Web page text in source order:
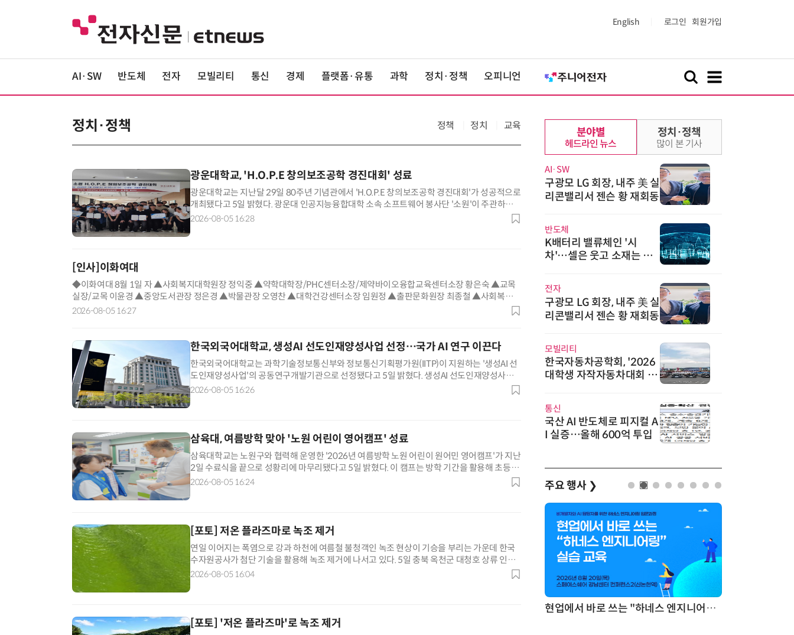
English 로그인 회원가입
AI·SW 반도체 전자 모빌리티 통신 경제 플랫폼·유통 과학 정치·정책 오피니언
정치·정책 정책 정치 교육
광운대학교, 'H.O.P.E 창의보조공학 경진대회' 성료
광운대학교는 지난달 29일 80주년 기념관에서 'H.O.P.E 창의보조공학 경진대회'가 성공적으로
개최됐다고 5일 밝혔다. 광운대 인공지능융합대학 소속 소프트웨어 봉사단 '소원'이 주관하고
카카오페이의 후원으로 진행된 이번 행사는 'Helping Others through Practical
2026-08-05 16:28
[인사]이화여대
◆이화여대 8월 1일 자 ▲사회복지대학원장 정익중 ▲약학대학장/PHC센터소장/제약바이오융합교육센터소장 황은숙 ▲교목
실장/교목 이윤경 ▲중앙도서관장 정은경 ▲박물관장 오영찬 ▲대학건강센터소장 임원정 ▲출판문화원장 최종철 ▲사회복지관
장 이지선 ▲국제처부처장(국제학생) 조무형 ▲대학원부원장(연구)/대학원IR센터장 김원석 ▲교육대학원부원장 김효정 ▲정책
2026-08-05 16:27
한국외국어대학교, 생성AI 선도인재양성사업 선정…국가 AI 연구 이끈다
한국외국어대학교는 과학기술정보통신부와 정보통신기획평가원(IITP)이 지원하는 '생성AI 선
도인재양성사업'의 공동연구개발기관으로 선정됐다고 5일 밝혔다. 생성AI 선도인재양성사업
은 생성AI 핵심기술 개발과 세계적 수준의 석·박사급 AI 전문인재 양성을 목표로 추진되는 국가
2026-08-05 16:26
삼육대, 여름방학 맞아 '노원 어린이 영어캠프' 성료
삼육대학교는 노원구와 협력해 운영한 '2026년 여름방학 노원 어린이 원어민 영어캠프'가 지난
2일 수료식을 끝으로 성황리에 마무리됐다고 5일 밝혔다. 이 캠프는 방학 기간을 활용해 초등학
생들이 실제 어학연수에 준하는 환경에서 실용 영어를 익히고, 다양한 문화·체육 활동을 하며
2026-08-05 16:24
[포토] 저온 플라즈마로 녹조 제거
연일 이어지는 폭염으로 강과 하천에 여름철 불청객인 녹조 현상이 기승을 부리는 가운데 한국
수자원공사가 첨단 기술을 활용해 녹조 제거에 나서고 있다. 5일 충북 옥천군 대청호 상류 인근
에서 자율이동형 '저온 플라즈마' 녹조 제거 설비로봇이 수질 개선 작업을 하고 있다. '저온 플라
2026-08-05 16:04
[포토] '저온 플라즈마'로 녹조 제거
분야별
헤드라인 뉴스
AI·SW
구광모 LG 회장, 내주 美 실
리콘밸리서 젠슨 황 재회동
반도체
K배터리 밸류체인 '시
차'…셀은 웃고 소재는 아
전자
구광모 LG 회장, 내주 美 실
리콘밸리서 젠슨 황 재회동
모빌리티
한국자동차공학회, '2026
대학생 자작자동차대회 포
통신
국산 AI 반도체로 피지컬 A
I 실증…올해 600억 투입
정치·정책
많이 본 기사
주요 행사 ❯
현업에서 바로 쓰는 "하네스 엔지니어링" 실습 교육